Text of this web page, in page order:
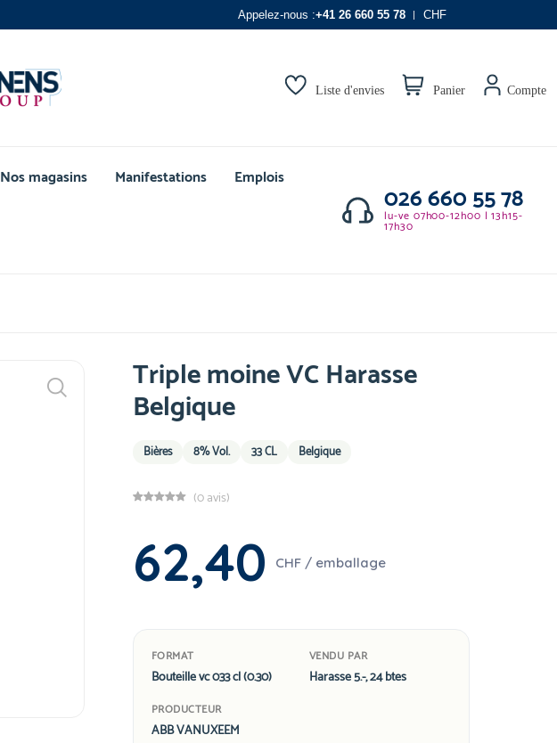
Appelez-nous :+41 26 660 55 78 CHF
Liste d'envies Panier Compte
Nos magasins Manifestations Emplois
026 660 55 78
lu-ve 07h00-12h00 | 13h15-
17h30
Triple moine VC Harasse
Belgique
Bières 8% Vol. 33 CL Belgique
(0 avis)
62,40 CHF / emballage
FORMAT
Bouteille vc 033 cl (0.30)
VENDU PAR
Harasse 5.-, 24 btes
PRODUCTEUR
ABB VANUXEEM